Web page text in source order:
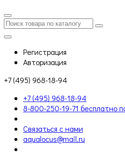
Регистрация
Авторизация
+7 (495) 968-18-94
+7 (495) 968-18-94
8-800-250-19-71 бесплатно
Связаться с нами
aqualocus@mail.ru